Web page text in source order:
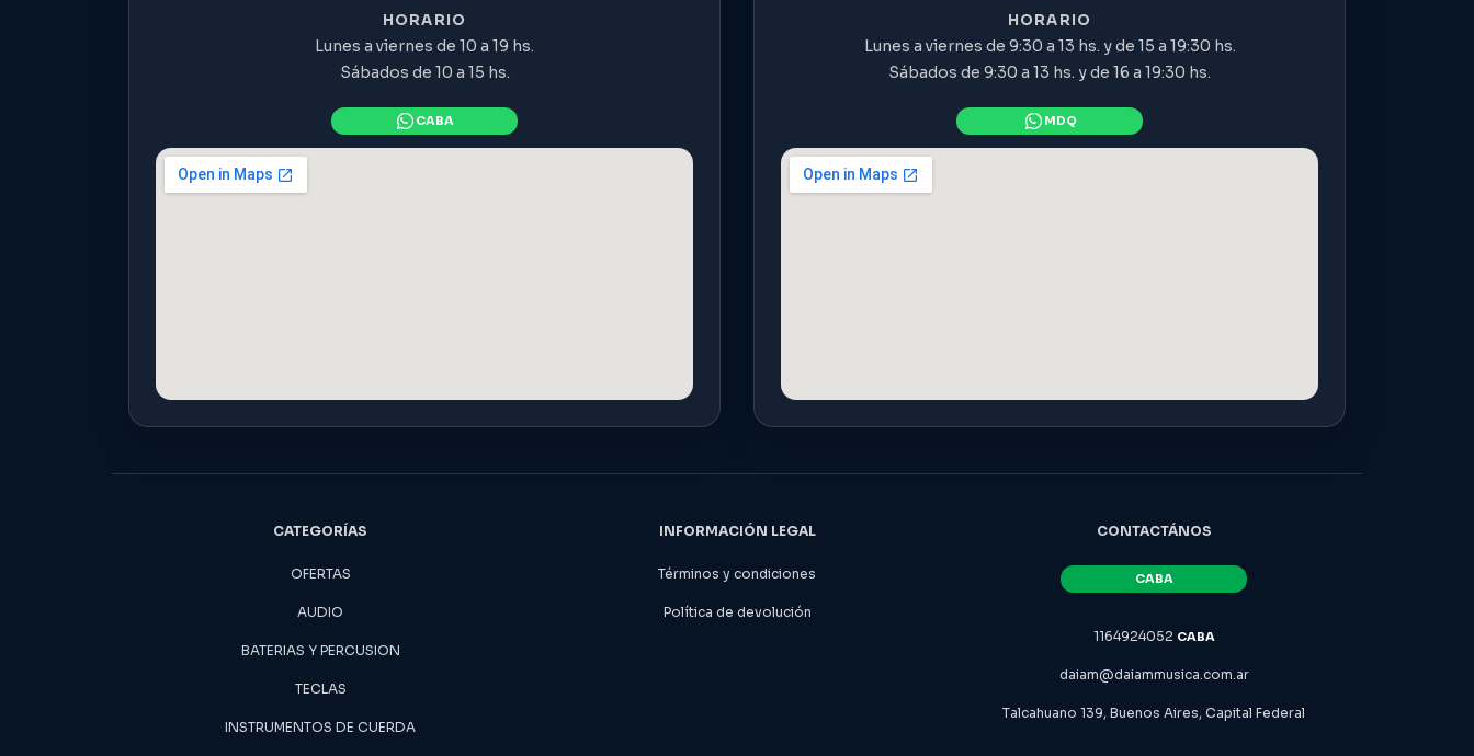
HORARIO
Lunes a viernes de 10 a 19 hs.
Sábados de 10 a 15 hs.
HORARIO
Lunes a viernes de 9:30 a 13 hs. y de 15 a 19:30 hs.
Sábados de 9:30 a 13 hs. y de 16 a 19:30 hs.
CATEGORÍAS
OFERTAS
AUDIO
BATERIAS Y PERCUSION
TECLAS
INSTRUMENTOS DE CUERDA
INFORMACIÓN LEGAL
Términos y condiciones
Política de devolución
CONTACTÁNOS
1164924052
daiam@daiammusica.com.ar
Talcahuano 139, Buenos Aires, Capital Federal